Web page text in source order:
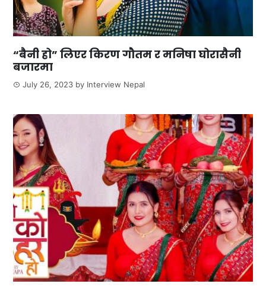
“बैनी हो” लिएर किरण गौतम र मनिषा घोरासैनी
बजारमा
July 26, 2023 by Interview Nepal